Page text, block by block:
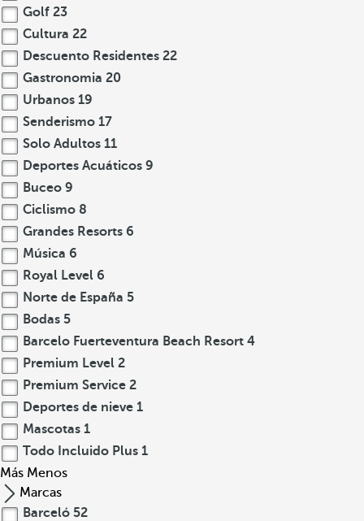
Golf 23
Cultura 22
Descuento Residentes 22
Gastronomia 20
Urbanos 19
Senderismo 17
Solo Adultos 11
Deportes Acuáticos 9
Buceo 9
Ciclismo 8
Grandes Resorts 6
Música 6
Royal Level 6
Norte de España 5
Bodas 5
Barcelo Fuerteventura Beach Resort 4
Premium Level 2
Premium Service 2
Deportes de nieve 1
Mascotas 1
Todo Incluido Plus 1
Más Menos
Marcas
Barceló 52